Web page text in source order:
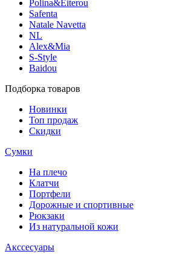
Polina&Eiterou
Safenta
Natale Navetta
NL
Alex&Mia
S-Style
Baidou
Подборка товаров
Новинки
Топ продаж
Скидки
Сумки
На плечо
Клатчи
Портфели
Дорожные и спортивные
Рюкзаки
Из натуральной кожи
Акссесуары